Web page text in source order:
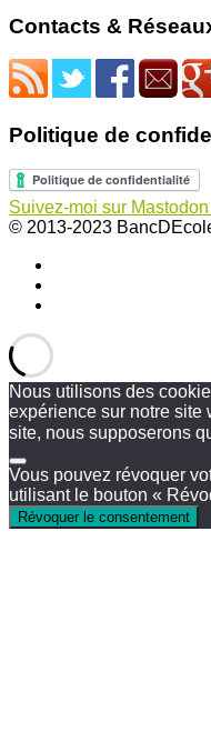
Contacts &
Politique de
Suivez-moi sur Mastodon
© 2013-2023
Nous utilisons des
expérience sur notre site
site, nous supposerons
Vous pouvez révoquer
utilisant le bouton «
Révoquer le consentement